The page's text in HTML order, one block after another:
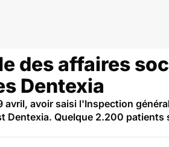
des affaires
Dentexia
avril, avoir saisi l'Inspection
Quelque 2.200 patients